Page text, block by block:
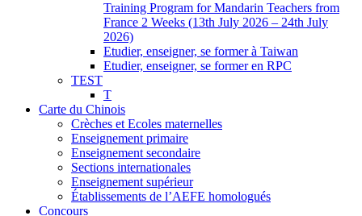
Training Program for Mandarin Teachers from
France 2 Weeks (13th July 2026 – 24th July
2026)
Etudier, enseigner, se former à Taiwan
Etudier, enseigner, se former en RPC
TEST
T
Carte du Chinois
Crèches et Ecoles maternelles
Enseignement primaire
Enseignement secondaire
Sections internationales
Enseignement supérieur
Établissements de l’AEFE homologués
Concours